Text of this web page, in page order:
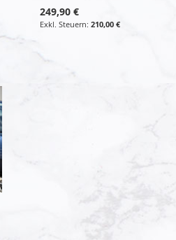
249,90 €
210,00 €